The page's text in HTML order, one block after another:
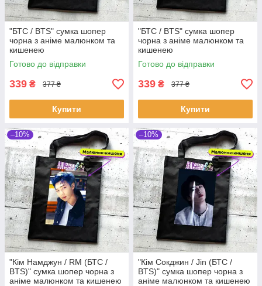
"БТС / BTS" сумка шопер
чорна з аніме малюнком та
кишенею
Готово до відправки
339 ₴ 377 ₴
Купити
"БТС / BTS" сумка шопер
чорна з аніме малюнком та
кишенею
Готово до відправки
339 ₴ 377 ₴
Купити
–10%
"Кім Намджун / RM (БТС /
BTS)" сумка шопер чорна з
аніме малюнком та кишенею
–10%
"Кім Сокджин / Jin (БТС /
BTS)" сумка шопер чорна з
аніме малюнком та кишенею